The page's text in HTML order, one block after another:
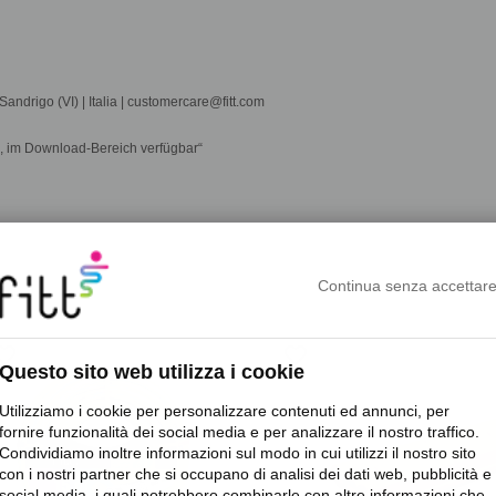
Continua senza accettare
Questo sito web utilizza i cookie
Utilizziamo i cookie per personalizzare contenuti ed annunci, per
fornire funzionalità dei social media e per analizzare il nostro traffico.
Condividiamo inoltre informazioni sul modo in cui utilizzi il nostro sito
con i nostri partner che si occupano di analisi dei dati web, pubblicità e
(VI) | Italia | customercare@fitt.com
im Download-Bereich verfügbar“